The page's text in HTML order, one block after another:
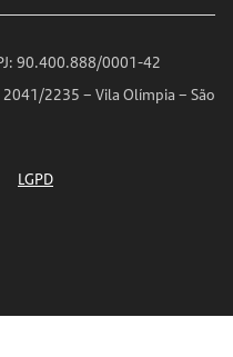
90.400.888/0001-42
2235 – Vila Olímpia – São
LGPD